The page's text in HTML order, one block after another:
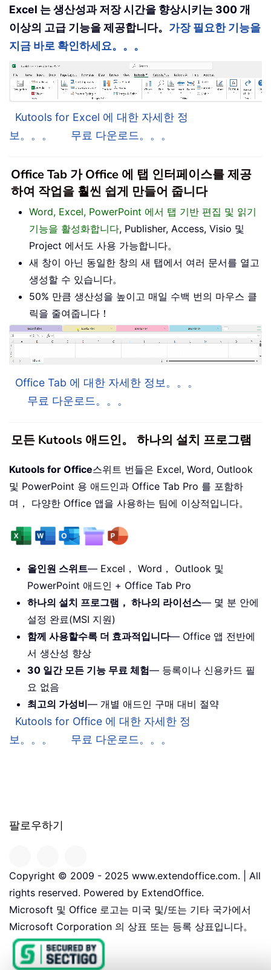
Excel 는 생산성과 저장 시간을 향상시키는 300 개
이상의 고급 기능을 제공합니다。 가장 필요한 기능을
지금 바로 확인하세요。。。
Kutools for Excel 에 대한 자세한 정
보。。。
무료 다운로드。。。
Office Tab 가 Office 에 탭 인터페이스를 제공
하여 작업을 훨씬 쉽게 만들어 줍니다
Word, Excel, PowerPoint 에서 탭 기반 편집 및 읽기
기능을 활성화합니다, Publisher, Access, Visio 및
Project 에서도 사용 가능합니다。
새 창이 아닌 동일한 창의 새 탭에서 여러 문서를 열고
생성할 수 있습니다。
50% 만큼 생산성을 높이고 매일 수백 번의 마우스 클
릭을 줄여줍니다！
Office Tab 에 대한 자세한 정보。。。
무료 다운로드。。。
모든 Kutools 애드인。 하나의 설치 프로그램
Kutools for Office스위트 번들은 Excel, Word, Outlook
및 PowerPoint 용 애드인과 Office Tab Pro 를 포함하
며， 다양한 Office 앱을 사용하는 팀에 이상적입니다。
올인원 스위트— Excel， Word， Outlook 및
PowerPoint 애드인 + Office Tab Pro
하나의 설치 프로그램， 하나의 라이선스— 몇 분 안에
설정 완료(MSI 지원)
함께 사용할수록 더 효과적입니다— Office 앱 전반에
서 생산성 향상
30 일간 모든 기능 무료 체험— 등록이나 신용카드 필
요 없음
최고의 가성비— 개별 애드인 구매 대비 절약
Kutools for Office 에 대한 자세한 정
보。。。
무료 다운로드。。。
팔로우하기
Copyright © 2009 - 2025 www.extendoffice.com. | All
rights reserved. Powered by ExtendOffice.
Microsoft 및 Office 로고는 미국 및/또는 기타 국가에서
Microsoft Corporation 의 상표 또는 등록 상표입니다。